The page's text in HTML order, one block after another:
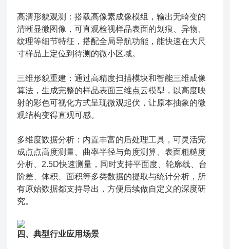
高清形貌观测：搭载高像素成像模组，输出无畸变的
清晰显微图像，可直观检视样品表面的划痕、异物、
纹理等细节特征，搭配全局导航功能，能快速在大尺
寸样品上定位到待测的微小区域。
三维形貌重建：通过高精度扫描模块和智能三维成像
算法，生成完整的样品表面三维点云模型，以高度映
射的彩色可视化方式呈现微观起伏，让原本抽象的微
观结构变得直观可感。
多维度数据分析：内置丰富的后处理工具，可灵活完
成点点高度测量、曲率半径与角度测算、表面粗糙度
分析、2.5D快速测量，同时支持平面度、轮廓线、台
阶差、体积、面积等多类数据的提取与统计分析，所
有原始数据都支持导出，方便后续做自定义的深度研
究。
四、典型行业应用场景